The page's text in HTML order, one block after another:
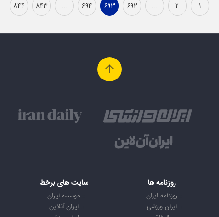
۱ ۲ ... ۶۹۲ ۶۹۳ ۶۹۴ ... ۸۴۳ ۸۴۴
روزنامه ها
روزنامه ایران
ایران ورزشی
سایت های برخط
موسسه ایران
ایران آنلاین